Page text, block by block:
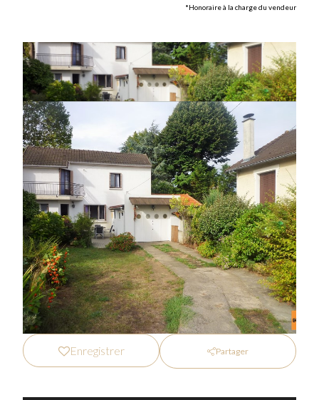
*Honoraire à la charge du vendeur
Enregistrer Partager